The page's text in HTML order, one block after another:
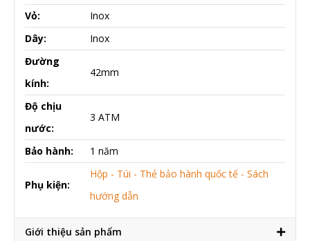
Vỏ:
Inox
Dây:
Inox
Đường
kính:
42mm
Độ chịu
nước:
3 ATM
Bảo hành: 1 năm
Phụ kiện:
Hộp - Túi - Thẻ bảo hành quốc tế - Sách
hướng dẫn
Giới thiệu sản phẩm